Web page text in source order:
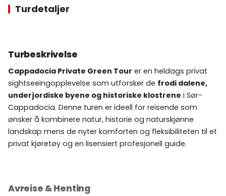
Turdetaljer
Turbeskrivelse
Cappadocia Private Green Tour er en heldags privat
sightseeingopplevelse som utforsker de frodi dalene,
underjordiske byene og historiske klostrene i Sør-
Cappadocia. Denne turen er ideell for reisende som
ønsker å kombinere natur, historie og naturskjønne
landskap mens de nyter komforten og fleksibiliteten til et
privat kjøretøy og en lisensiert profesjonell guide.
Avreise & Henting